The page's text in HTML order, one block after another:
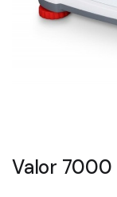
Valor 7000